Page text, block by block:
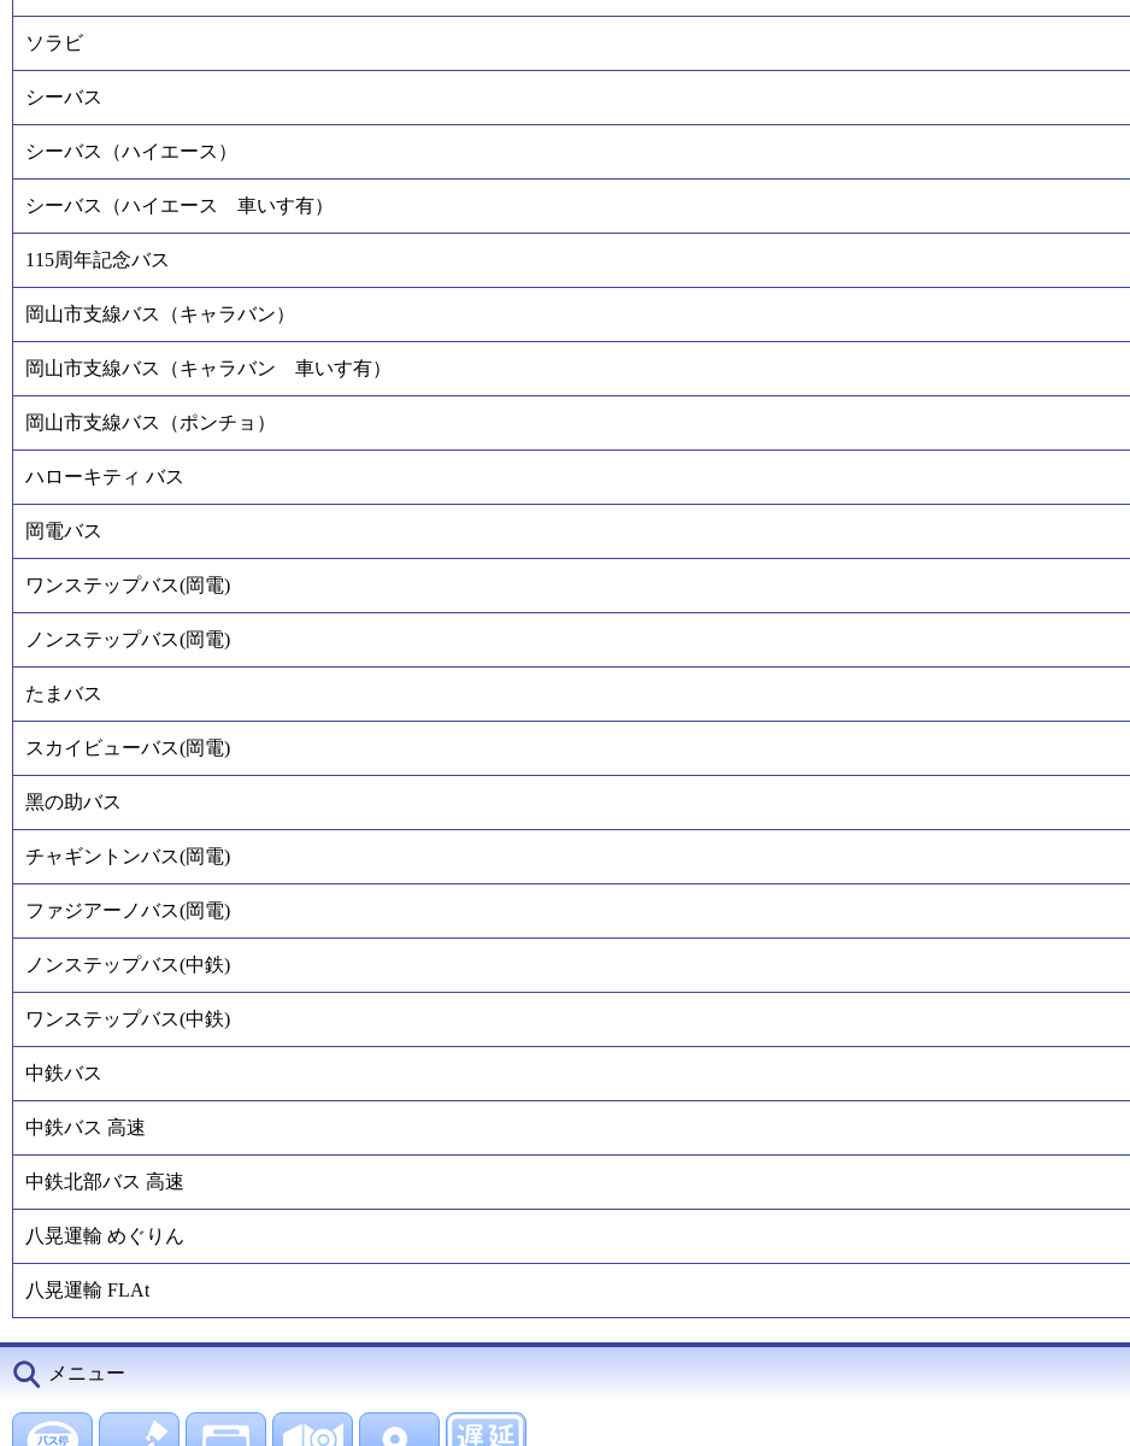
ソラビ
シーバス
シーバス（ハイエース）
シーバス（ハイエース 車いす有）
115周年記念バス
岡山市支線バス（キャラバン）
岡山市支線バス（キャラバン 車いす有）
岡山市支線バス（ポンチョ）
ハローキティ バス
岡電バス
ワンステップバス(岡電)
ノンステップバス(岡電)
たまバス
スカイビューバス(岡電)
黑の助バス
チャギントンバス(岡電)
ファジアーノバス(岡電)
ノンステップバス(中鉄)
ワンステップバス(中鉄)
中鉄バス
中鉄バス 高速
中鉄北部バス 高速
八晃運輸 めぐりん
八晃運輸 FLAt
メニュー